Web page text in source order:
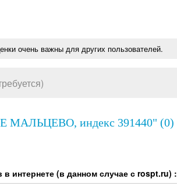
очень важны для других пользователей.
МАЛЬЦЕВО, индекс 391440" (0)
интернете (в данном случае с rospt.ru) :